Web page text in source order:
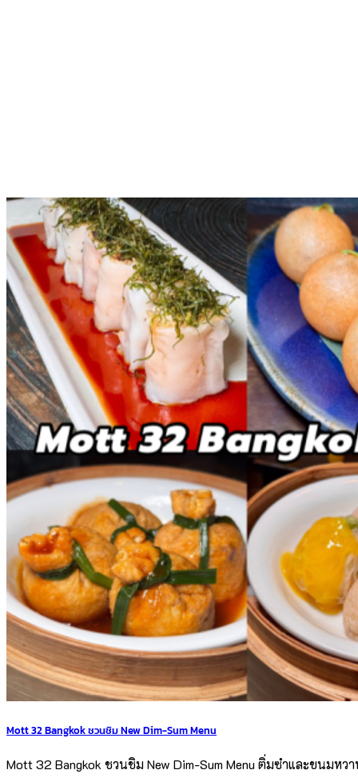
Mott 32 Bangkok ชวนชิม New Dim-Sum Menu
Mott 32 Bangkok ชวนชิม New Dim-Sum Menu ติ่มซำและขนมห